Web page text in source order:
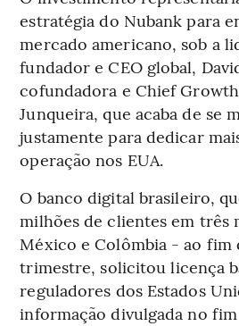
estratégia do Nubank para
mercado americano, sob a
fundador e CEO global,
cofundadora e Chief
Junqueira, que acaba de se
justamente para dedicar
operação nos EUA.
O banco digital brasileiro,
milhões de clientes em três
México e Colômbia - ao
trimestre, solicitou licença
reguladores dos Estados
informação divulgada no